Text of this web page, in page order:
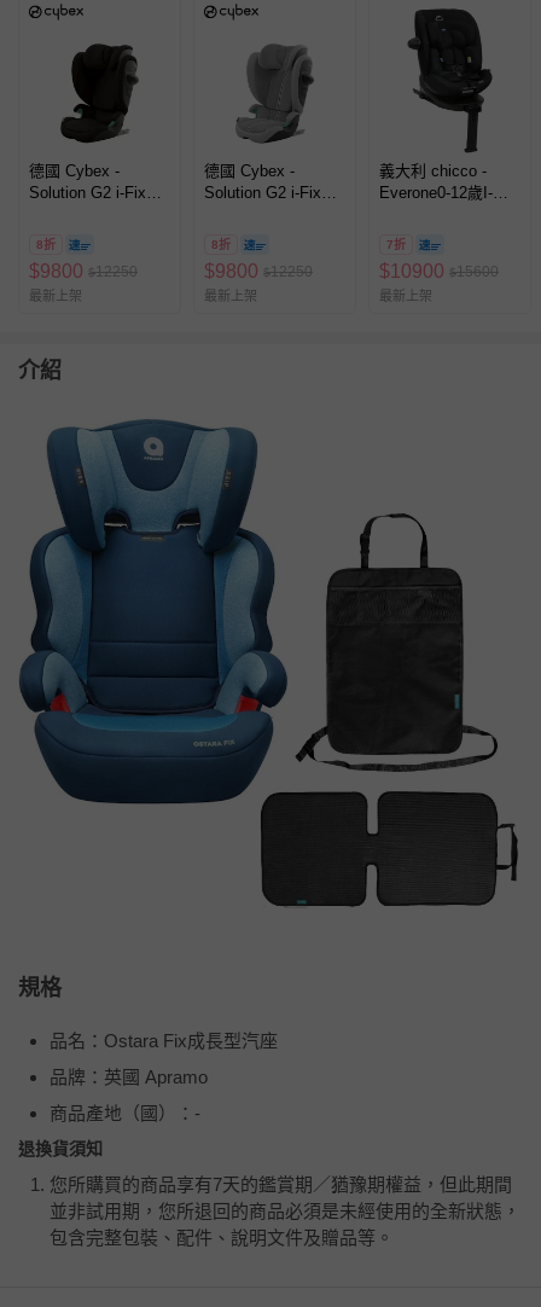
德國 Cybex -
Solution G2 i-Fix
兒童汽車安全座椅-
黑色
8折
$9800 $12250
最新上架
德國 Cybex -
Solution G2 i-Fix
兒童汽車安全座椅-
灰色
8折
$9800 $12250
最新上架
義大利 chicco -
Everone0-12歲I-
極夜黑
7折
$10900 $15600
最新上架
介紹
規格
品名：Ostara Fix成長型汽座
品牌：英國 Apramo
商品產地（國）：-
退換貨須知
您所購買的商品享有7天的鑑賞期／猶豫期權益，但此期間
並非試用期，您所退回的商品必須是未經使用的全新狀態，
包含完整包裝、配件、說明文件及贈品等。